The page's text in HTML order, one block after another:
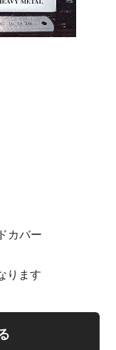
カバー
ります